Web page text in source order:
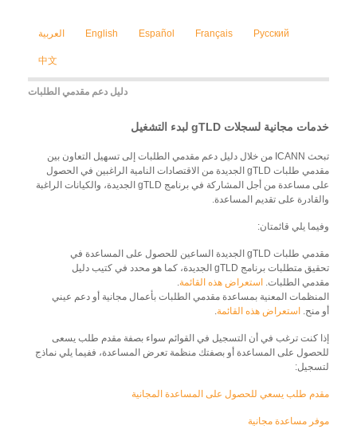
العربية English Español Français Русский
中文
دليل دعم مقدمي الطلبات
خدمات مجانية لسجلات gTLD لبدء التشغيل
تبحث ICANN من خلال دليل دعم مقدمي الطلبات إلى تسهيل التعاون بين
مقدمي طلبات gTLD الجديدة من الاقتصادات النامية الراغبين في الحصول
على مساعدة من أجل المشاركة في برنامج gTLD الجديدة، والكيانات الراغبة
والقادرة على تقديم المساعدة.
وفيما يلي قائمتان:
مقدمي طلبات gTLD الجديدة الساعين للحصول على المساعدة في
تحقيق متطلبات برنامج gTLD الجديدة، كما هو محدد في كتيب دليل
مقدمي الطلبات. استعراض هذه القائمة
المنظمات المعنية بمساعدة مقدمي الطلبات بأعمال مجانية أو دعم عيني
أو منح. استعراض هذه القائمة
إذا كنت ترغب في أن التسجيل في القوائم سواء بصفة مقدم طلب يسعى
للحصول على المساعدة أو بصفتك منظمة تعرض المساعدة، ففيما يلي نماذج
لتسجيل:
مقدم طلب يسعي للحصول على المساعدة المجانية
موفر مساعدة مجانية